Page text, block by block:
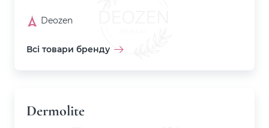
Deozen
Всі товари бренду
Dermolite